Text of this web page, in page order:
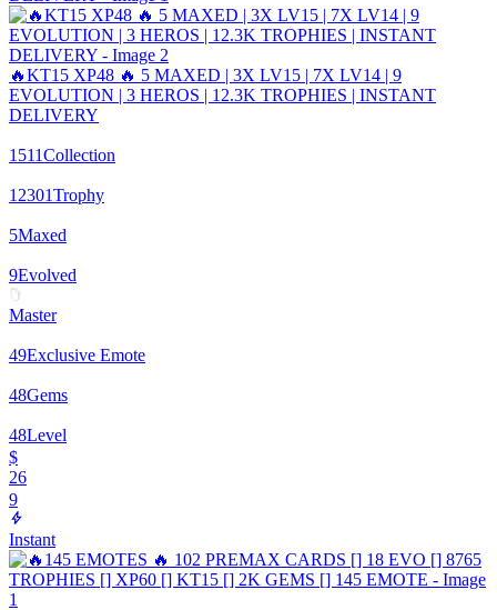
🔥KT15 XP48 🔥 5 MAXED | 3X LV15 | 7X LV14 | 9
EVOLUTION | 3 HEROS | 12.3K TROPHIES | INSTANT
DELIVERY
1511Collection
12301Trophy
5Maxed
9Evolved
Master
49Exclusive Emote
48Gems
48Level
$
26
9
Instant